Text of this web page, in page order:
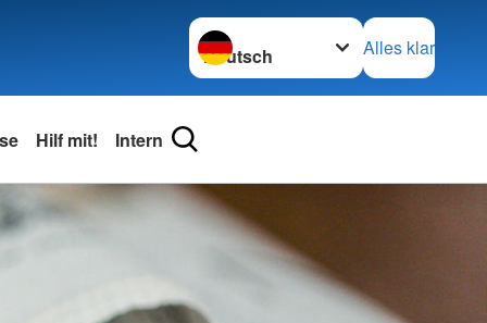
Sprache wechseln zu
Alles klar
Hilf mit! Intern